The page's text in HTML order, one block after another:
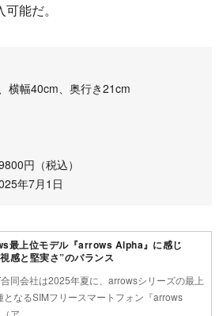
能だ。
横幅40cm、奥行き21cm
円（税込）
年7月1日
最上位モデル『arrows Alpha』に感じ
感と堅実さ”のバランス
同会社は2025年夏に、arrowsシリーズの最上
となるSIMフリースマートフォン『arrows
ア…